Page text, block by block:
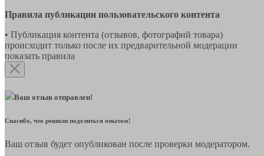
Правила публикации пользовательского контента
• Публикация контента (отзывов, фотографий товара)
происходит только после их предварительной модерации
показать правила
Ваш отзыв отправлен!
Спасибо, что решили поделиться опытом!
Ваш отзыв будет опубликован после проверки модератором.